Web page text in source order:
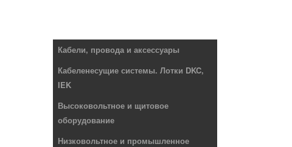
Кабели, провода и аксессуары
Кабеленесущие системы. Лотки DKC,
IEK
Высоковольтное и щитовое
оборудование
Низковольтное и промышленное